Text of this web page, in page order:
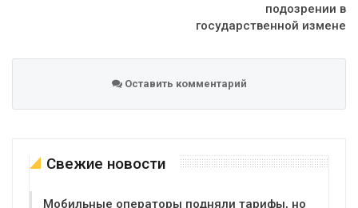
подозрении в
государственной измене
Оставить комментарий
Свежие новости
Мобильные операторы подняли тарифы, но